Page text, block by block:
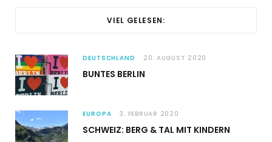
VIEL GELESEN:
DEUTSCHLAND 20. AUGUST 2020
BUNTES BERLIN
EUROPA 3. FEBRUAR 2020
SCHWEIZ: BERG & TAL MIT KINDERN